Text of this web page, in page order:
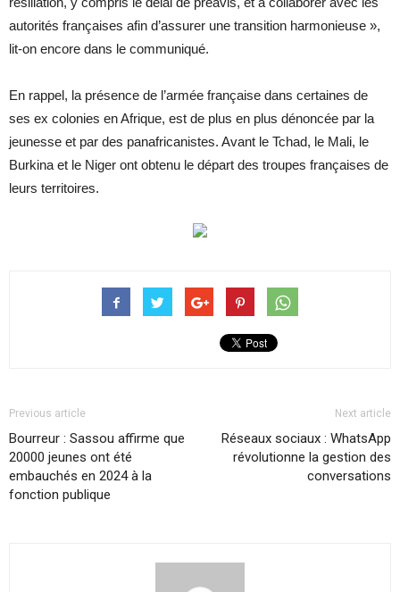
autorités françaises afin d’assurer une transition harmonieuse »,
lit-on encore dans le communiqué.
En rappel, la présence de l’armée française dans certaines de
ses ex colonies en Afrique, est de plus en plus dénoncée par la
jeunesse et par des panafricanistes. Avant le Tchad, le Mali, le
Burkina et le Niger ont obtenu le départ des troupes françaises de
leurs territoires.
Previous article
Bourreur : Sassou affirme que
20000 jeunes ont été
embauchés en 2024 à la
fonction publique
Next article
Réseaux sociaux : WhatsApp
révolutionne la gestion des
conversations